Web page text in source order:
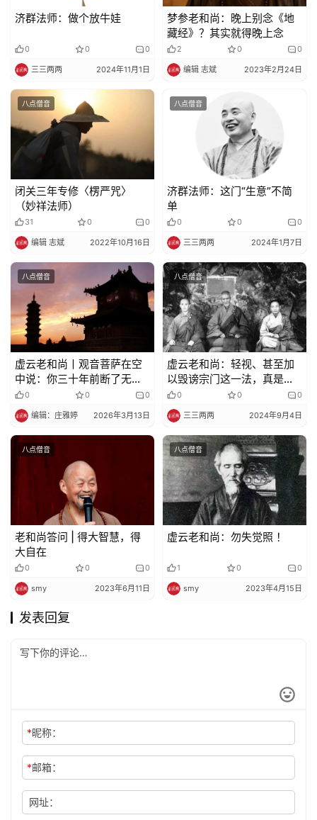
明
济群法师：做个放牛娃
0 0 0
三三两两 2024年11月1日
梦参老和尚：晚上别念《地
藏经》？其实就得晚上念
2 0 0
编辑 志斌 2023年2月24日
八点僧音
闭关三年专修〈楞严咒〉
（妙祥法师）
31 0 0
编辑 志斌 2022年10月16日
八点僧音
济群法师：这门“生意”不简
单
0 0 0
三三两两 2024年1月7日
八点僧音
虚云老和尚丨观音菩萨在空
中说：你三十年前断了无
明，今天还放不下吗？
0 0 0
编辑：庄雅婷 2026年3月13日
八点僧音
虚云老和尚：轻视、甚至加
以毁谤宗门这一法，真是造
无间业！
0 0 0
三三两两 2024年9月4日
八点僧音
老和尚答问 | 得大智慧，得
大自在
0 0 0
smy 2023年6月11日
八点僧音
虚云老和尚：勿失觉照 ！
1 0 0
smy 2023年4月15日
发表回复
*昵称：
*邮箱：
网址：